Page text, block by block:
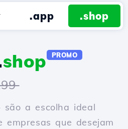
.app .shop
shop PROMO
são a escolha ideal
empresas que desejam